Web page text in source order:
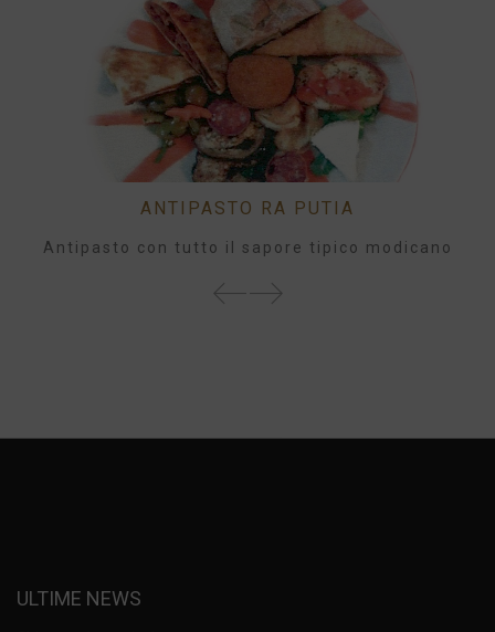
ANTIPASTO RA PUTIA
Antipasto con tutto il sapore tipico modicano
ULTIME NEWS